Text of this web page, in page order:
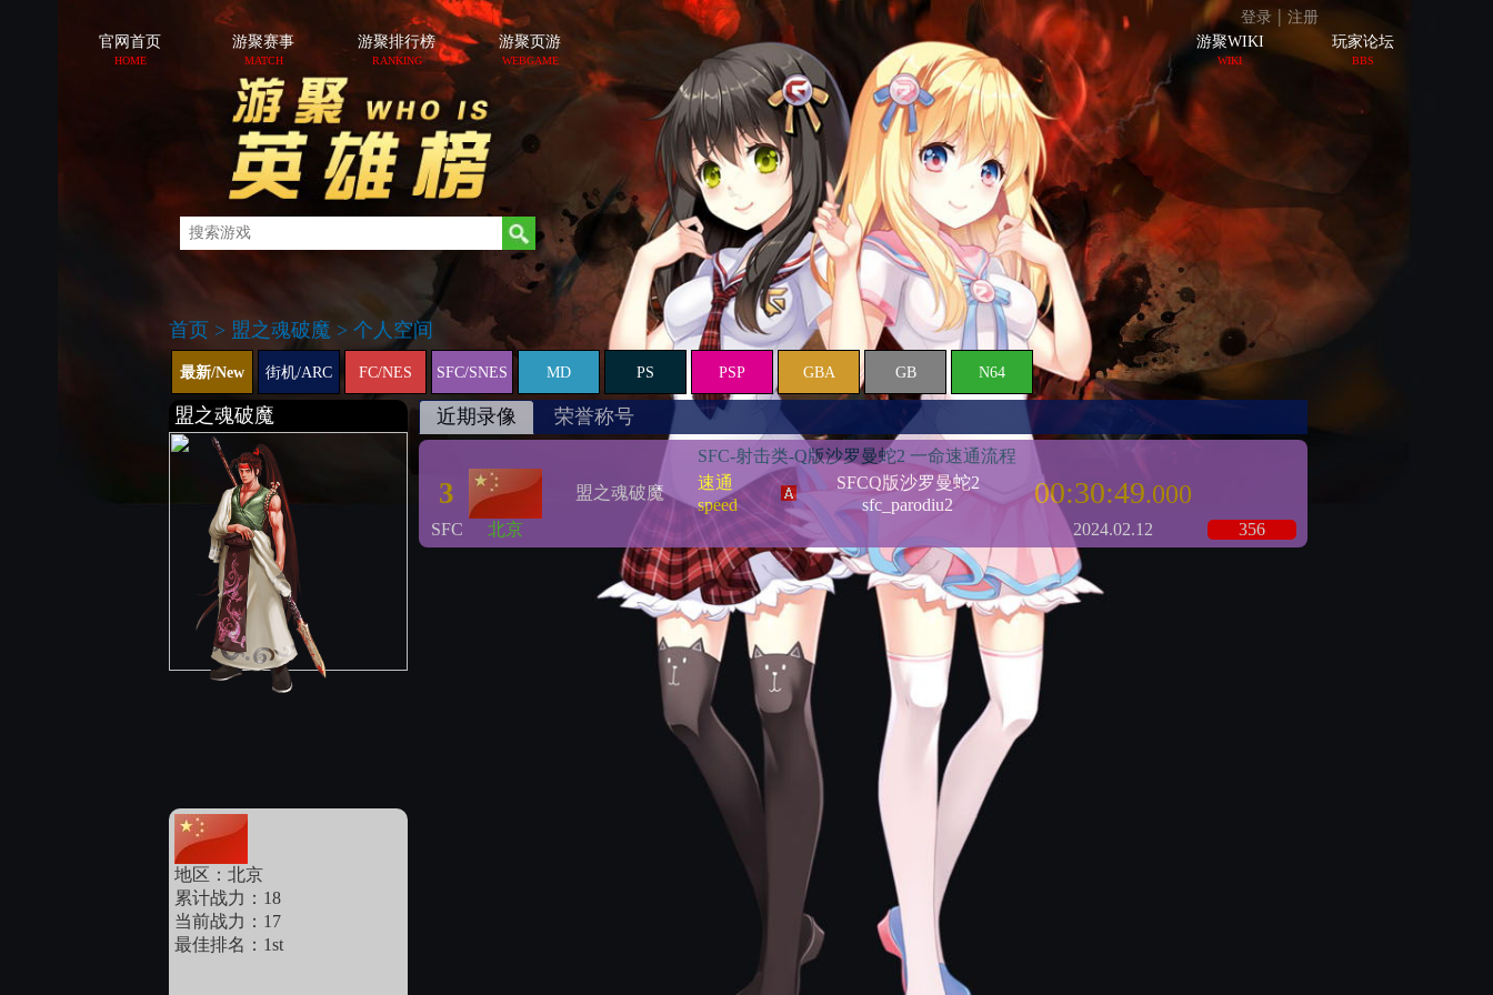
登录 | 注册
官网首页
HOME
游聚赛事
MATCH
游聚排行榜
RANKING
游聚页游
WEBGAME
游聚WIKI
WIKI
玩家论坛
BBS
首页 > 盟之魂破魔 > 个人空间
最新/New 街机/ARC FC/NES SFC/SNES MD PS PSP GBA GB N64
盟之魂破魔
地区：北京
累计战力：18
当前战力：17
最佳排名：1st
近期录像 荣誉称号
盟之魂破魔
SFC-射击类-Q版沙罗曼蛇2 一命速通流程
3
速通
speed
SFCQ版沙罗曼蛇2
sfc_parodiu2
00:30:49.000
SFC 北京 2024.02.12 356